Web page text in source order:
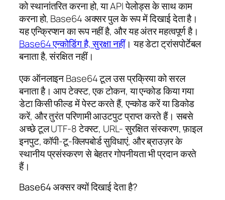
को स्थानांतरित करना हो, या API पेलोड्स के साथ काम
करना हो, Base64 अक्सर पुल के रूप में दिखाई देता है।
यह एन्क्रिप्शन का रूप नहीं है, और यह अंतर महत्वपूर्ण है।
Base64 एन्कोडिंग है, सुरक्षा नहीं। यह डेटा ट्रांसपोर्टेबल
बनाता है, संरक्षित नहीं।
एक ऑनलाइन Base64 टूल उस प्रक्रिया को सरल
बनाता है। आप टेक्स्ट, एक टोकन, या एन्कोड किया गया
डेटा किसी फील्ड में पेस्ट करते हैं, एन्कोड करें या डिकोड
करें, और तुरंत परिणामी आउटपुट प्राप्त करते हैं। सबसे
अच्छे टूल UTF-8 टेक्स्ट, URL- सुरक्षित संस्करण, फ़ाइल
इनपुट, कॉपी-टू-क्लिपबोर्ड सुविधाएं, और ब्राउज़र के
स्थानीय प्रसंस्करण से बेहतर गोपनीयता भी प्रदान करते
हैं।
Base64 अक्सर क्यों दिखाई देता है?